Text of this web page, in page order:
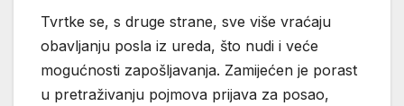
Tvrtke se, s druge strane, sve više vraćaju
obavljanju posla iz ureda, što nudi i veće
mogućnosti zapošljavanja. Zamijećen je porast
u pretraživanju pojmova prijava za posao,